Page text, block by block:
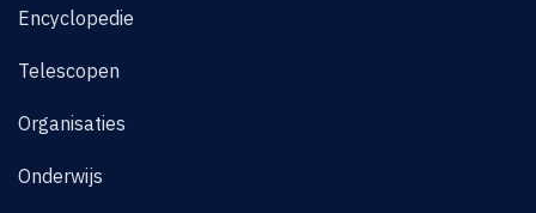
Encyclopedie
Telescopen
Organisaties
Onderwijs